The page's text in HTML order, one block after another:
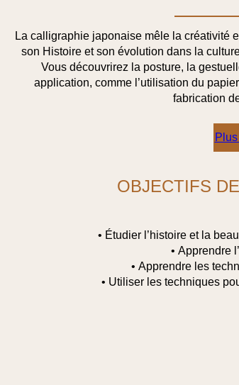
La calligraphie japonaise mêle la créativité
son Histoire et son évolution dans la
Vous découvrirez la posture, la
application, comme l’utilisation du
fabrication
Plus
OBJECTIFS
• Étudier l’histoire et la
• Apprendre
• Apprendre les
• Utiliser les techniques